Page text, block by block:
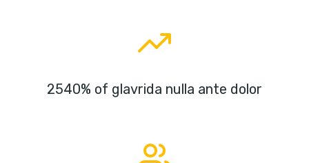
2540% of glavrida nulla ante dolor